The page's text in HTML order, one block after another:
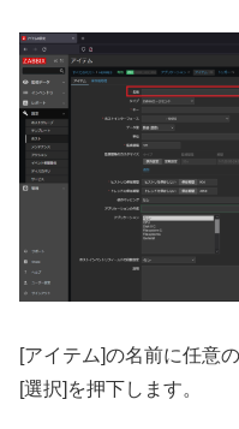
[アイテム]の名前に任意
[選択]を押下します。